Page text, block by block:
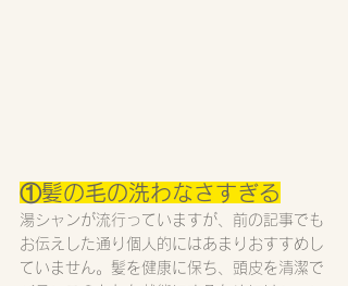
①髪の毛の洗わなさすぎる
湯シャンが流行っていますが、前の記事でも
お伝えした通り個人的にはあまりおすすめし
ていません。髪を健康に保ち、頭皮を清潔で